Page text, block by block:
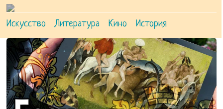
Искусство Литература Кино История